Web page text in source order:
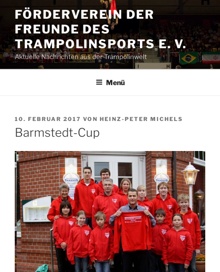
Inhalt
springen
FÖRDERVEREIN DER
FREUNDE DES
TRAMPOLINSPORTS E. V.
Aktuelle Nachrichten aus der Trampolinwelt
Menü
VERÖFFENTLICHT
AM
10. FEBRUAR 2017 VON HEINZ-PETER MICHELS
Barmstedt-Cup